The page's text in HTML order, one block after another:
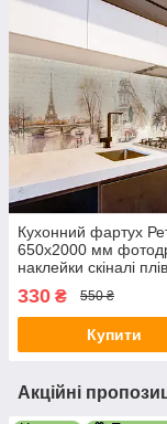
Кухонний фартух
650х2000 мм
наклейки скіналі
Ейфелева вежа
330 ₴ 550 ₴
Купити
Акційні